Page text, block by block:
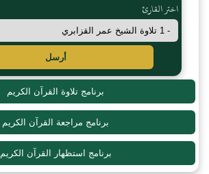
اختر القارئ
أرسل
برنامج تلاوة القرآن الكريم
برنامج مراجعة القرآن الكريم
برنامج استظهار القرآن الكريم